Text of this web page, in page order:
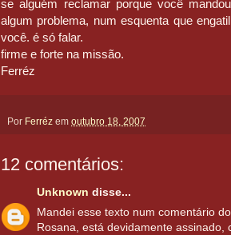
se alguém reclamar porque você
algum problema, num esquenta que
você. é só falar.
firme e forte na missão.
Ferréz
Por Ferréz em outubro 18, 2007
12 comentários:
Unknown disse...
Mandei esse texto num comentário
Rosana, está devidamente assinado,